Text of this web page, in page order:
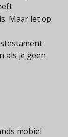
Maar let op:
als je geen
mobiel